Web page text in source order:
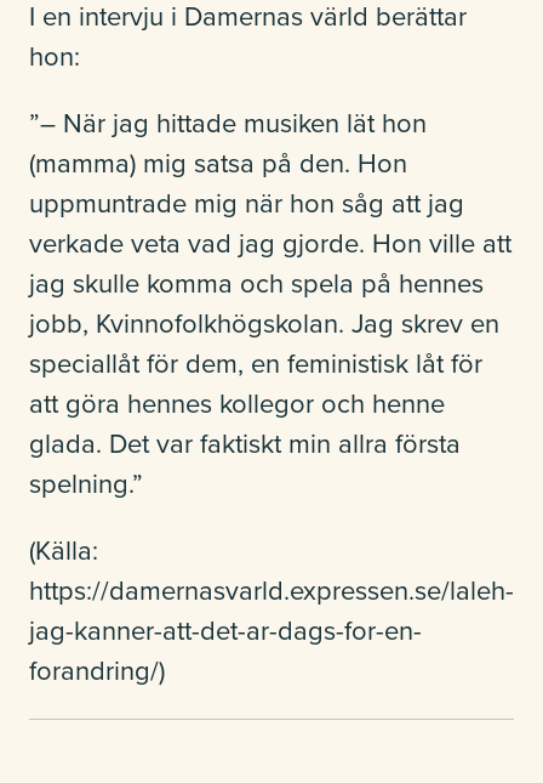
I en intervju i Damernas värld berättar
hon:
”– När jag hittade musiken lät hon
(mamma) mig satsa på den. Hon
uppmuntrade mig när hon såg att jag
verkade veta vad jag gjorde. Hon ville att
jag skulle komma och spela på hennes
jobb, Kvinnofolkhögskolan. Jag skrev en
speciallåt för dem, en feministisk låt för
att göra hennes kollegor och henne
glada. Det var faktiskt min allra första
spelning.”
(Källa:
https://damernasvarld.expressen.se/laleh-
jag-kanner-att-det-ar-dags-for-en-
forandring/)